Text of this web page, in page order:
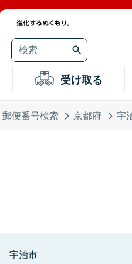
受け取る
郵便番号検索 京都府 宇
宇治市